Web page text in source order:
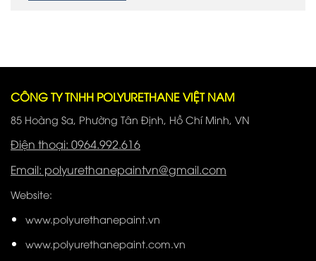
CÔNG TY TNHH POLYURETHANE VIỆT NAM
85 Hoàng Sa, Phường Tân Định, Hồ Chí Minh, VN
Điện thoại: 0964.992.616
Email: polyurethanepaintvn@gmail.com
Website:
www.polyurethanepaint.vn
www.polyurethanepaint.com.vn